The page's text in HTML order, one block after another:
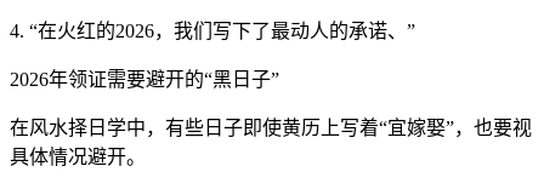
4. “在火红的2026，我们写下了最动人的承诺、”
2026年领证需要避开的“黑日子”
在风水择日学中，有些日子即使黄历上写着“宜嫁娶”，也要视
具体情况避开。